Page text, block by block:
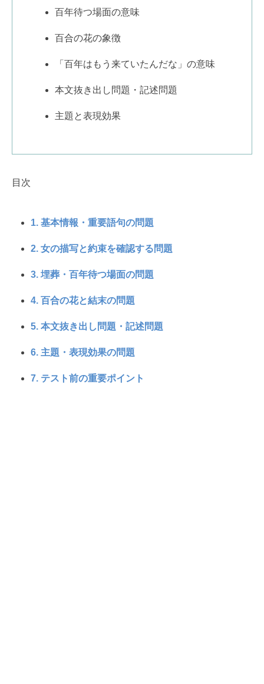
百年待つ場面の意味
百合の花の象徴
「百年はもう来ていたんだな」の意味
本文抜き出し問題・記述問題
主題と表現効果
目次
1. 基本情報・重要語句の問題
2. 女の描写と約束を確認する問題
3. 埋葬・百年待つ場面の問題
4. 百合の花と結末の問題
5. 本文抜き出し問題・記述問題
6. 主題・表現効果の問題
7. テスト前の重要ポイント